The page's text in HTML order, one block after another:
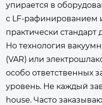
упирается в
с LF-рафинированием
практически стандарт
Но технология
(VAR) или
особо ответственных
уровень. Не каждый
house. Часто